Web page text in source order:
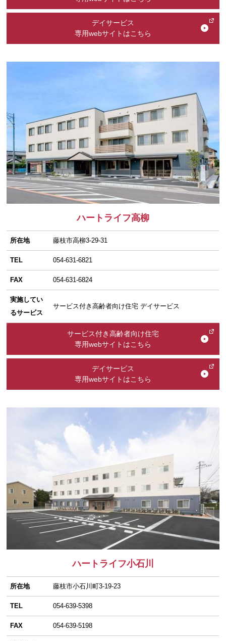
デイサービス
専用webサイトはこちら
ハートライフ高柳
所在地 藤枝市高柳3-29-31
TEL 054-631-6821
FAX 054-631-6824
実施してい
るサービス
サービス付き高齢者向け住宅 デイサービス
サービス付き高齢者向け住宅
専用webサイトはこちら
デイサービス
専用webサイトはこちら
ハートライフ小石川
所在地 藤枝市小石川町3-19-23
TEL 054-639-5398
FAX 054-639-5198